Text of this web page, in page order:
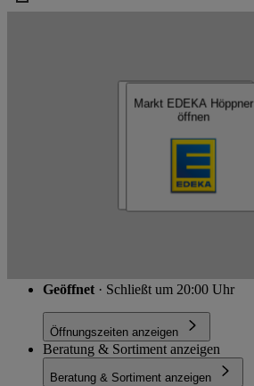
Markt EDEKA Höppner
öffnen
Markt EDEKA Höppner
öffnen
Geöffnet · Schließt um 20:00 Uhr
Öffnungszeiten anzeigen
Beratung & Sortiment anzeigen
Beratung & Sortiment anzeigen